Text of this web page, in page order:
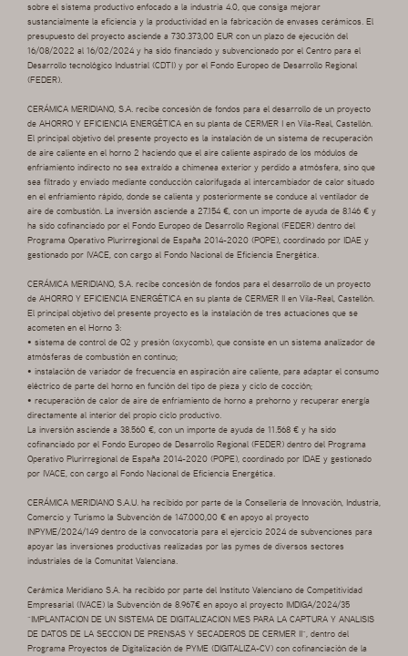
sobre el sistema productivo enfocado a la industria 4.0, que consiga mejorar
sustancialmente la eficiencia y la productividad en la fabricación de envases cerámicos. El
presupuesto del proyecto asciende a 730.373,00 EUR con un plazo de ejecución del
16/08/2022 al 16/02/2024 y ha sido financiado y subvencionado por el Centro para el
Desarrollo tecnológico Industrial (CDTI) y por el Fondo Europeo de Desarrollo Regional
(FEDER).
CERÁMICA MERIDIANO, S.A. recibe concesión de fondos para el desarrollo de un proyecto
de AHORRO Y EFICIENCIA ENERGÉTICA en su planta de CERMER I en Vila-Real, Castellón.
El principal objetivo del presente proyecto es la instalación de un sistema de recuperación
de aire caliente en el horno 2 haciendo que el aire caliente aspirado de los módulos de
enfriamiento indirecto no sea extraído a chimenea exterior y perdido a atmósfera, sino que
sea filtrado y enviado mediante conducción calorifugada al intercambiador de calor situado
en el enfriamiento rápido, donde se calienta y posteriormente se conduce al ventilador de
aire de combustión. La inversión asciende a 27.154 €, con un importe de ayuda de 8.146 € y
ha sido cofinanciado por el Fondo Europeo de Desarrollo Regional (FEDER) dentro del
Programa Operativo Plurirregional de España 2014-2020 (POPE), coordinado por IDAE y
gestionado por IVACE, con cargo al Fondo Nacional de Eficiencia Energética.
CERÁMICA MERIDIANO, S.A. recibe concesión de fondos para el desarrollo de un proyecto
de AHORRO Y EFICIENCIA ENERGÉTICA en su planta de CERMER II en Vila-Real, Castellón.
El principal objetivo del presente proyecto es la instalación de tres actuaciones que se
acometen en el Horno 3:
• sistema de control de O2 y presión (oxycomb), que consiste en un sistema analizador de
atmósferas de combustión en continuo;
• instalación de variador de frecuencia en aspiración aire caliente, para adaptar el consumo
eléctrico de parte del horno en función del tipo de pieza y ciclo de cocción;
• recuperación de calor de aire de enfriamiento de horno a prehorno y recuperar energía
directamente al interior del propio ciclo productivo.
La inversión asciende a 38.560 €, con un importe de ayuda de 11.568 € y ha sido
cofinanciado por el Fondo Europeo de Desarrollo Regional (FEDER) dentro del Programa
Operativo Plurirregional de España 2014-2020 (POPE), coordinado por IDAE y gestionado
por IVACE, con cargo al Fondo Nacional de Eficiencia Energética.
CERÁMICA MERIDIANO S.A.U. ha recibido por parte de la Conselleria de Innovación, Industria,
Comercio y Turismo la Subvención de 147.000,00 € en apoyo al proyecto
INPYME/2024/149 dentro de la convocatoria para el ejercicio 2024 de subvenciones para
apoyar las inversiones productivas realizadas por las pymes de diversos sectores
industriales de la Comunitat Valenciana.
Cerámica Meridiano S.A. ha recibido por parte del Instituto Valenciano de Competitividad
Empresarial (IVACE) la Subvención de 8.967€ en apoyo al proyecto IMDIGA/2024/35
“IMPLANTACION DE UN SISTEMA DE DIGITALIZACION MES PARA LA CAPTURA Y ANALISIS
DE DATOS DE LA SECCION DE PRENSAS Y SECADEROS DE CERMER II”, dentro del
Programa Proyectos de Digitalización de PYME (DIGITALIZA-CV) con cofinanciación de la